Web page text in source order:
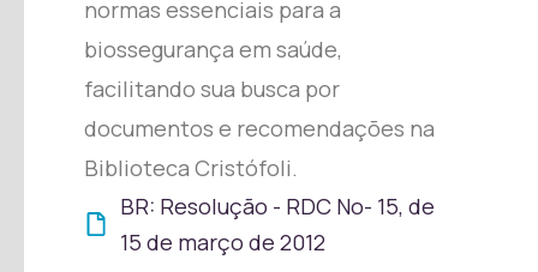
normas essenciais para a
biossegurança em saúde,
facilitando sua busca por
documentos e recomendações na
Biblioteca Cristófoli.
BR: Resolução - RDC No- 15, de
15 de março de 2012